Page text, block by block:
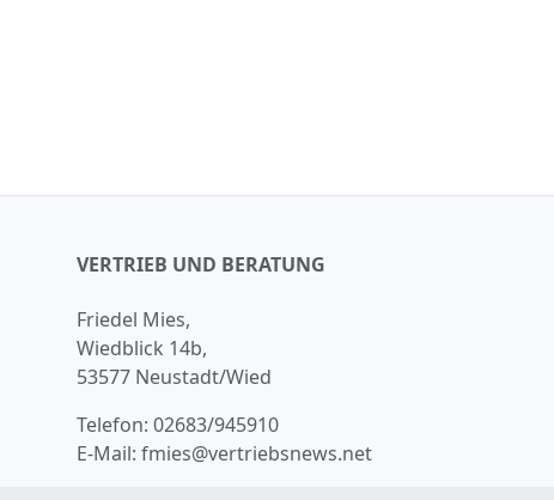
VERTRIEB UND BERATUNG
Friedel Mies,
Wiedblick 14b,
53577 Neustadt/Wied
Telefon: 02683/945910
E-Mail: fmies@vertriebsnews.net